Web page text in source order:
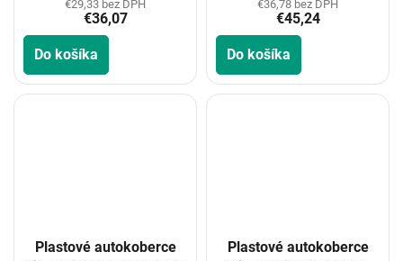
€29,33 bez DPH
€36,07
Do košíka
€36,78 bez DPH
€45,24
Do košíka
Plastové autokoberce
Plastové autokoberce